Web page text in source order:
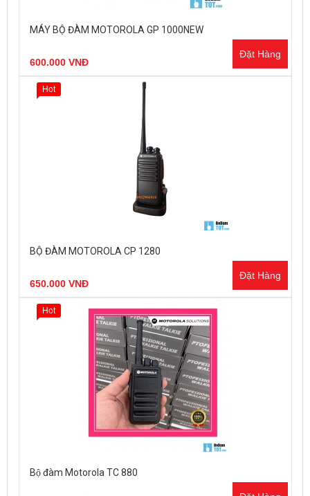
MÁY BỘ ĐÀM MOTOROLA GP 1000NEW
600.000 VNĐ
Đặt Hàng
BỘ ĐÀM MOTOROLA CP 1280
650.000 VNĐ
Đặt Hàng
Hot
Bộ đàm Motorola TC 880
Hot